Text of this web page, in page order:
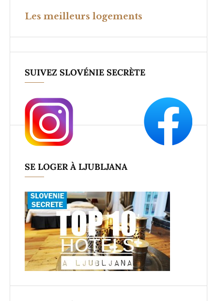
Les meilleurs logements
SUIVEZ SLOVÉNIE SECRÈTE
SE LOGER À LJUBLJANA